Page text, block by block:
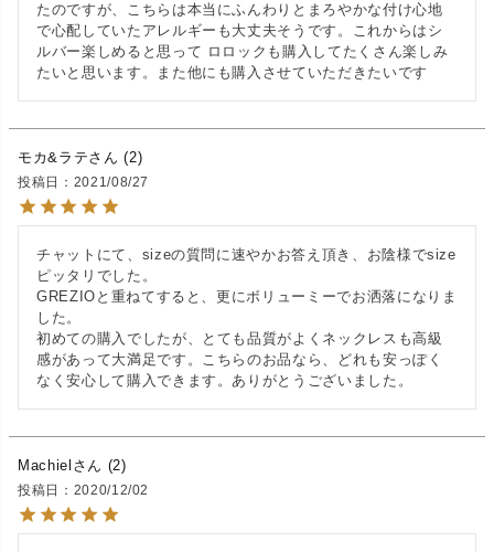
たのですが、こちらは本当にふんわりとまろやかな付け心地
で心配していたアレルギーも大丈夫そうです。これからはシ
ルバー楽しめると思って ロロックも購入してたくさん楽しみ
たいと思います。また他にも購入させていただきたいです
モカ&ラテ 2
投稿日 2021/08/27
チャットにて、sizeの質問に速やかお答え頂き、お陰様でsize
ピッタリでした。
GREZIOと重ねてすると、更にボリューミーでお洒落になりま
した。
初めての購入でしたが、とても品質がよくネックレスも高級
感があって大満足です。こちらのお品なら、どれも安っぽく
なく安心して購入できます。ありがとうございました。
Machiel 2
投稿日 2020/12/02